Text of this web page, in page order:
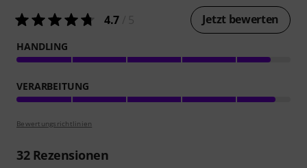
4.7 Jetzt bewerten
HANDLING
VERARBEITUNG
Bewertungsrichtlinien
32Rezensionen